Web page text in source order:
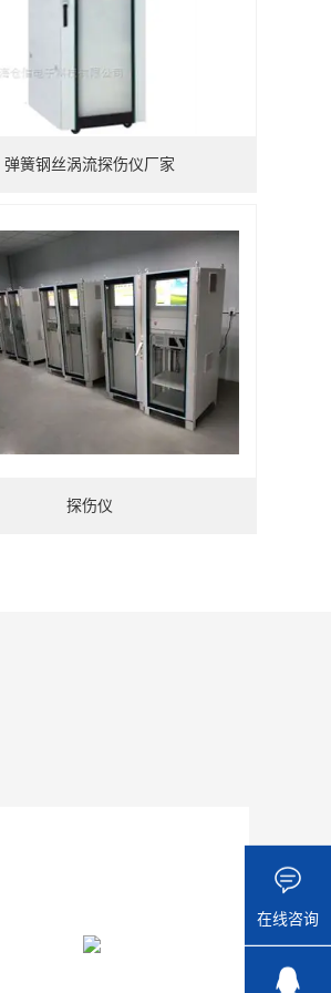
弹簧钢丝涡流探伤仪厂家
探伤仪
在线咨询